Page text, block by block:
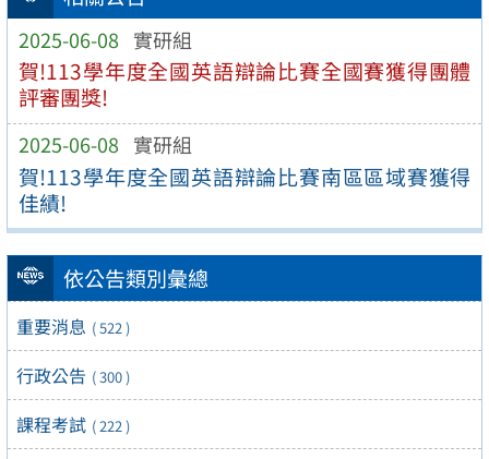
2025-06-08 實研組
賀!113學年度全國英語辯論比賽全國賽獲得團體
評審團獎!
2025-06-08 實研組
賀!113學年度全國英語辯論比賽南區區域賽獲得
佳績!
依公告類別彙總
重要消息 ( 522 )
行政公告 ( 300 )
課程考試 ( 222 )